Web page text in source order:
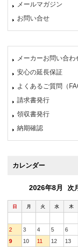
メールマガジン
お問い合せ
メーカーお問い合わ
安心の延長保証
よくあるご質問（
請求書発行
領収書発行
納期確認
カレンダー
2026年8月 次
日 月 火 水 木
2
3 4 5 6
9
10 11 12 13